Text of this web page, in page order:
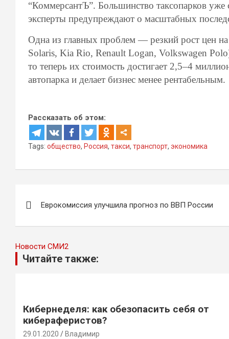
“КоммерсантЪ”. Большинство таксопарков
эксперты предупреждают о масштабных
Одна из главных проблем — резкий рост цен
Solaris, Kia Rio, Renault Logan, Volkswagen
то теперь их стоимость достигает 2,5–4
автопарка и делает бизнес менее рентабельным.
Рассказать об этом:
Tags: общество, Россия, такси, транспорт, экономика
по
Еврокомиссия улучшила прогноз по ВВП России
Новости СМИ2
Читайте также:
Кибернеделя: как обезопасить себя от
кибераферистов?
29.01.2020 Владимир